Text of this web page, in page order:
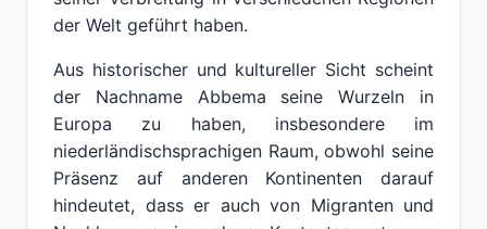
der Welt geführt haben.
Aus historischer und kultureller Sicht scheint
der Nachname Abbema seine Wurzeln in
Europa zu haben, insbesondere im
niederländischsprachigen Raum, obwohl seine
Präsenz auf anderen Kontinenten darauf
hindeutet, dass er auch von Migranten und